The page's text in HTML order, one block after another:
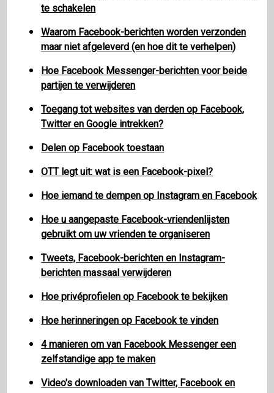
te schakelen
Waarom Facebook-berichten worden verzonden
maar niet afgeleverd (en hoe dit te verhelpen)
Hoe Facebook Messenger-berichten voor beide
partijen te verwijderen
Toegang tot websites van derden op Facebook,
Twitter en Google intrekken?
Delen op Facebook toestaan
OTT legt uit: wat is een Facebook-pixel?
Hoe iemand te dempen op Instagram en Facebook
Hoe u aangepaste Facebook-vriendenlijsten
gebruikt om uw vrienden te organiseren
Tweets, Facebook-berichten en Instagram-
berichten massaal verwijderen
Hoe privéprofielen op Facebook te bekijken
Hoe herinneringen op Facebook te vinden
4 manieren om van Facebook Messenger een
zelfstandige app te maken
Video's downloaden van Twitter, Facebook en